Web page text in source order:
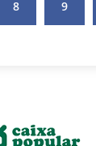
8 9